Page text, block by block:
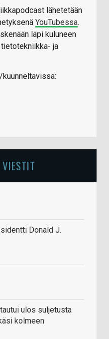
lähetetään
YouTubessa.
läpi kuluneen
ja
Donald J.
ulos suljetusta
kolmeen